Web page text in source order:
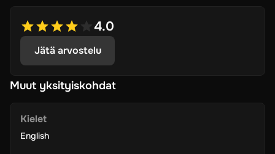
4.0
Jätä arvostelu
Muut yksityiskohdat
Kielet
English